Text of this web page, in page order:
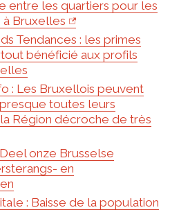
entre les quartiers pour les
à Bruxelles
Tendances : les primes
bénéficié aux profils
: Les Bruxellois peuvent
toutes leurs
Région décroche de très
onze Brusselse
en
: Baisse de la population